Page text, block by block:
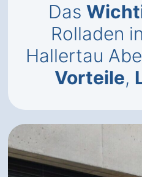
Das
Rolladen
Hallertau
Vorteile,